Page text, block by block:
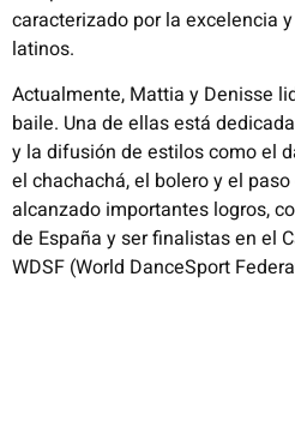
caracterizado por la excelencia
latinos.
Actualmente, Mattia y Denisse
baile. Una de ellas está
y la difusión de estilos como el
el chachachá, el bolero y el
alcanzado importantes logros,
de España y ser finalistas en el
WDSF (World DanceSport